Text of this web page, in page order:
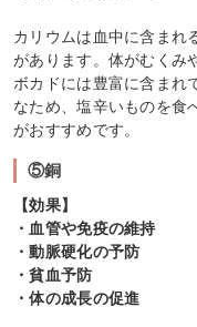
カリウムは血中に含まれ
があります。体がむくみ
ボカドには豊富に含まれ
なため、塩辛いものを食
がおすすめです。
⑤銅
【効果】
・血管や免疫の維持
・動脈硬化の予防
・貧血予防
・体の成長の促進